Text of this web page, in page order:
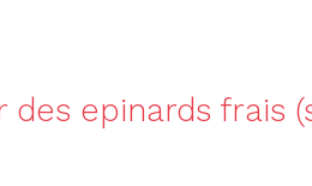
epinards frais